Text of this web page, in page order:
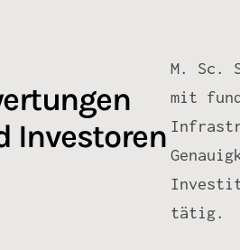
Investoren
M. Sc.
mit
tätig.